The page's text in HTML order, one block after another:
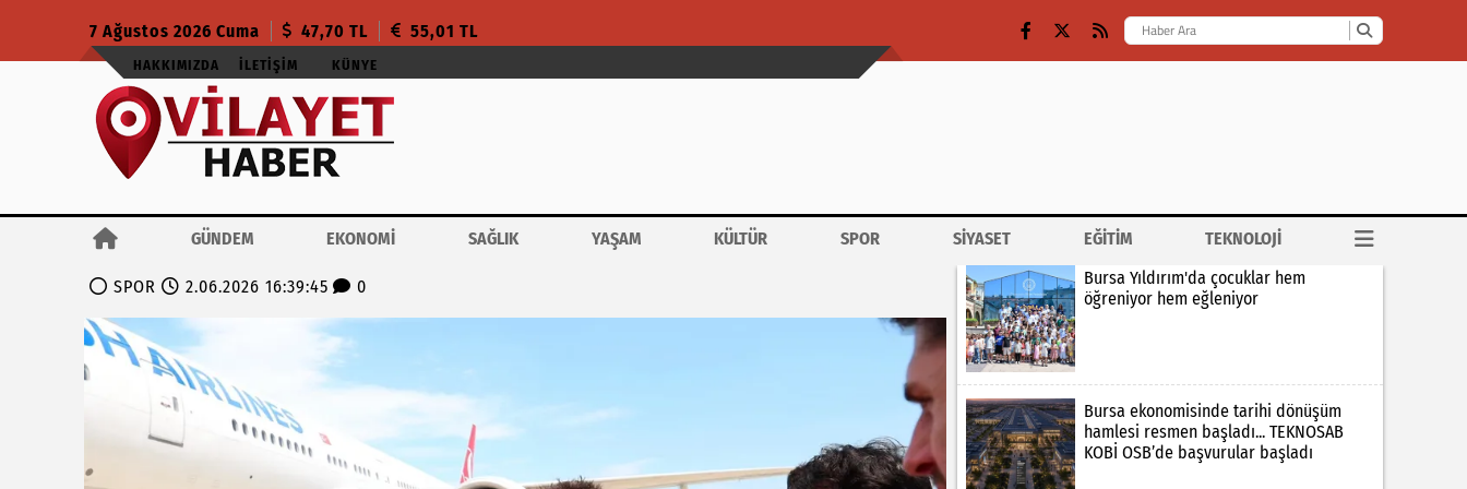
7 Ağustos 2026 Cuma 47,70 TL 55,01 TL
HAKKIMIZDA İLETIŞIM KÜNYE
GÜNDEM EKONOMİ SAĞLIK YAŞAM KÜLTÜR SPOR SİYASET EĞİTİM TEKNOLOJİ
SPOR 2.06.2026 16:39:45 0
Bursa Yıldırım'da çocuklar hem
öğreniyor hem eğleniyor
Bursa ekonomisinde tarihi dönüşüm
hamlesi resmen başladı... TEKNOSAB
KOBİ OSB’de başvurular başladı